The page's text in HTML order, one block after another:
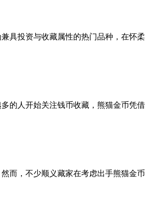
具投资与收藏属性的热门品种，在怀柔
的人开始关注钱币收藏，熊猫金币凭借
而，不少顺义藏家在考虑出手熊猫金币